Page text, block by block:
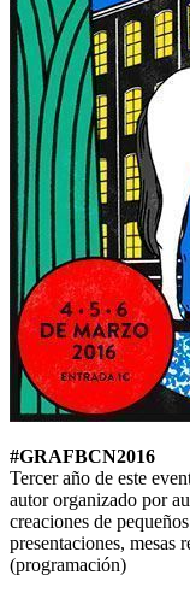
#GRAFBCN2016
Tercer año de este
autor organizado por
creaciones de
presentaciones, mesas
(programación)